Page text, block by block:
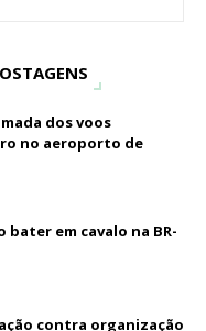
dos voos
no aeroporto de
bater em cavalo na BR-
contra organização